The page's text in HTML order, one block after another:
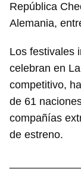
República
Alemania,
Los festivales
celebran en
competitivo,
de 61
compañías
de estreno.